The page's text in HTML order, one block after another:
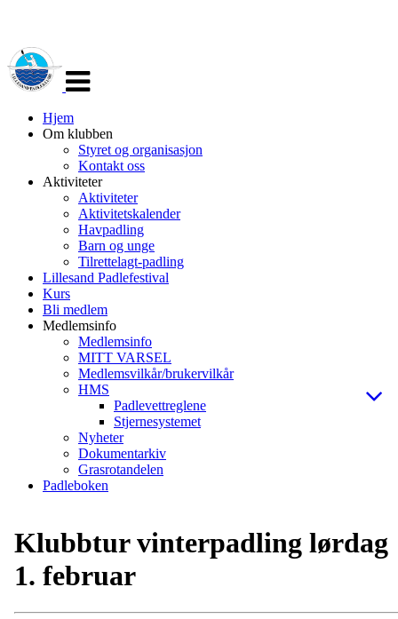
navigasjon
Hjem
Om klubben
Styret og organisasjon
Kontakt oss
Aktiviteter
Aktiviteter
Aktivitetskalender
Havpadling
Barn og unge
Tilrettelagt-padling
Lillesand Padlefestival
Kurs
Bli medlem
Medlemsinfo
Medlemsinfo
MITT VARSEL
Medlemsvilkår/brukervilkår
HMS
Padlevettreglene
Stjernesystemet
Nyheter
Dokumentarkiv
Grasrotandelen
Padleboken
Klubbtur vinterpadling lørdag
1. februar